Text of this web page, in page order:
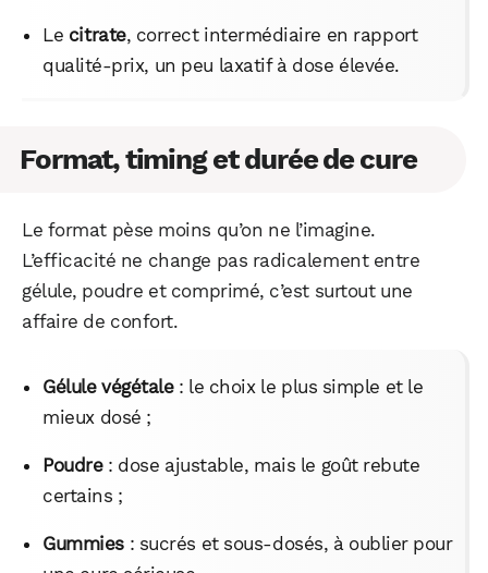
Le citrate, correct intermédiaire en rapport
qualité-prix, un peu laxatif à dose élevée.
Format, timing et durée de cure
Le format pèse moins qu’on ne l’imagine.
L’efficacité ne change pas radicalement entre
gélule, poudre et comprimé, c’est surtout une
affaire de confort.
Gélule végétale: le choix le plus simple et le
mieux dosé ;
Poudre: dose ajustable, mais le goût rebute
certains ;
Gummies: sucrés et sous-dosés, à oublier pour